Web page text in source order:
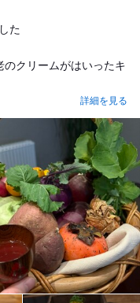
た
クリームがはいったキ
詳細を見る